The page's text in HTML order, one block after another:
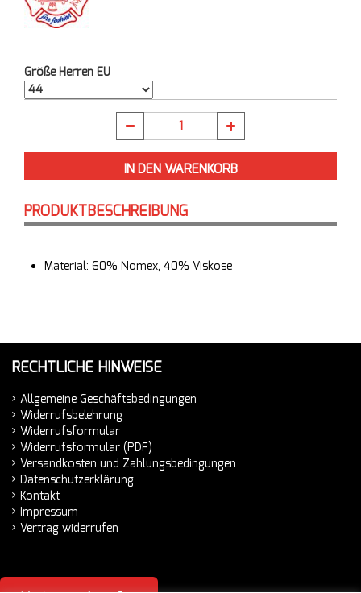
Größe Herren EU
PRODUKTBESCHREIBUNG
Material: 60% Nomex, 40% Viskose
RECHTLICHE HINWEISE
Allgemeine Geschäftsbedingungen
Widerrufsbelehrung
Widerrufsformular
Widerrufsformular (PDF)
Versandkosten und Zahlungsbedingungen
Datenschutzerklärung
Kontakt
Impressum
Vertrag widerrufen